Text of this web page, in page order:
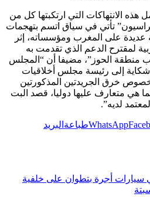
هذه الانتهاكات التي ارتكبتها كل من
تأتي في سياق اتسم بتهجمات
على المغرب ومؤسساته، إثر
لمقترح الدعم الذي تقدمت به
منطقة الحوز”، مضيفا أن “المجلس
شكاية إلى رئيسة مجلس أخلاقيات
خرق الجريدتين المذكورتين
هي متعارف عليها دوليا، قصد البت
لديه”.
WhatsAppطباعة البريد
أجرة بتطوان على خلفية